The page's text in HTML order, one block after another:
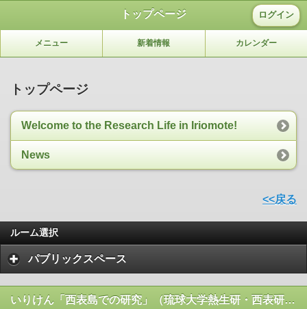
トップページ ログイン
メニュー 新着情報 カレンダー
トップページ
Welcome to the Research Life in Iriomote!
News
<<戻る
ルーム選択
パブリックスペース
いりけん「西表島での研究」（琉球大学熱生研・西表研究施設）